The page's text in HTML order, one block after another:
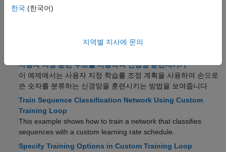
Learn how to define and customize deep learning training loops
Learn how to define a model loss function for a custom training
사용자 지정 훈련 루프를 사용하여 신경망 훈련시키기
이 예제에서는 사용자 지정 학습률 조정 계획을 사용하여 손으로
쓴 숫자를 분류하는 신경망을 훈련시키는 방법을 보여줍니다.
Train Sequence Classification Network Using Custom
Training Loop
This example shows how to train a network that classifies
sequences with a custom learning rate schedule.
Specify Training Options in Custom Training Loop
한국 (한국어)
지역별 지사에 문의